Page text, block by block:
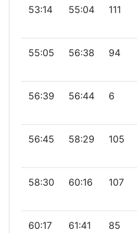
53:14 55:04 111
55:05 56:38 94
56:39 56:44 6
56:45 58:29 105
58:30 60:16 107
60:17 61:41 85